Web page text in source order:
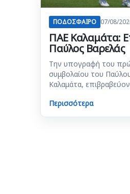
ΠΟΔΟΣΦΑΙΡΟ 07/08/
ΠΑΕ Καλαμάτα:
Παύλος Βαρελάς
Την υπογραφή του
συμβολαίου του
Καλαμάτα,
Περισσότερα